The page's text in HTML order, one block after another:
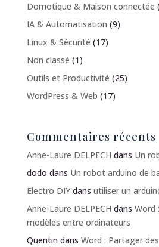
Domotique & Maison connectée
IA & Automatisation (9)
Linux & Sécurité (17)
Non classé (1)
Outils et Productivité (25)
WordPress & Web (17)
Commentaires récents
Anne-Laure DELPECH dans Un
dodo dans Un robot arduino de
Electro DIYdans utiliser un
Anne-Laure DELPECH dans Word
modèles entre ordinateurs
Quentindans Word : Partager